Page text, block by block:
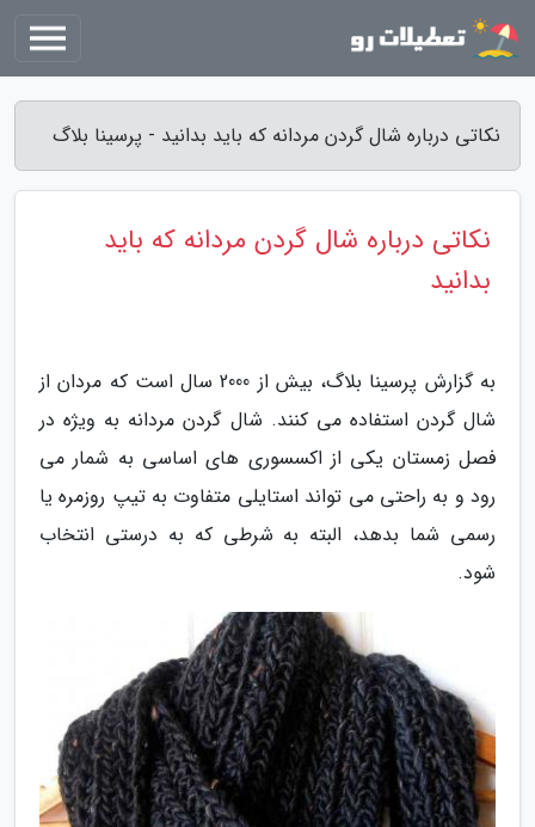
نکاتی درباره شال گردن مردانه که باید بدانید - پرسینا بلاگ
نکاتی درباره شال گردن مردانه که باید
بدانید
به گزارش پرسینا بلاگ، بیش از 2000 سال است که مردان از
شال گردن استفاده می کنند. شال گردن مردانه به ویژه در
فصل زمستان یکی از اکسسوری های اساسی به شمار می
رود و به راحتی می تواند استایلی متفاوت به تیپ روزمره یا
رسمی شما بدهد، البته به شرطی که به درستی انتخاب
شود.